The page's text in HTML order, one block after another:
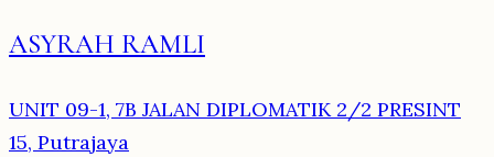
ASYRAH RAMLI
UNIT 09-1, 7B JALAN DIPLOMATIK 2/2 PRESINT
15, Putrajaya